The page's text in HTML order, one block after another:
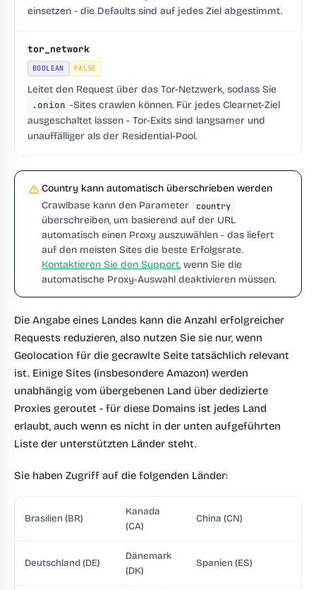
einsetzen - die Defaults sind auf jedes Ziel abgestimmt.
tor_network
BOOLEAN FALSE
Leitet den Request über das Tor-Netzwerk, sodass Sie
.onion -Sites crawlen können. Für jedes Clearnet-Ziel
ausgeschaltet lassen - Tor-Exits sind langsamer und
unauffälliger als der Residential-Pool.
Country kann automatisch überschrieben werden
Crawlbase kann den Parameter
country
überschreiben, um basierend auf der URL
automatisch einen Proxy auszuwählen - das liefert
auf den meisten Sites die beste Erfolgsrate.
Kontaktieren Sie den Support, wenn Sie die
automatische Proxy-Auswahl deaktivieren müssen.
Die Angabe eines Landes kann die Anzahl erfolgreicher
Requests reduzieren, also nutzen Sie sie nur, wenn
Geolocation für die gecrawlte Seite tatsächlich relevant
ist. Einige Sites (insbesondere Amazon) werden
unabhängig vom übergebenen Land über dedizierte
Proxies geroutet - für diese Domains ist jedes Land
erlaubt, auch wenn es nicht in der unten aufgeführten
Liste der unterstützten Länder steht.
Sie haben Zugriff auf die folgenden Länder:
Brasilien (BR)
Kanada
(CA)
China (CN)
Deutschland (DE)
Dänemark
(DK)
Spanien (ES)